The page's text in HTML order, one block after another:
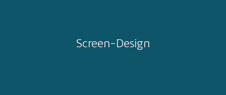
Screen-Design